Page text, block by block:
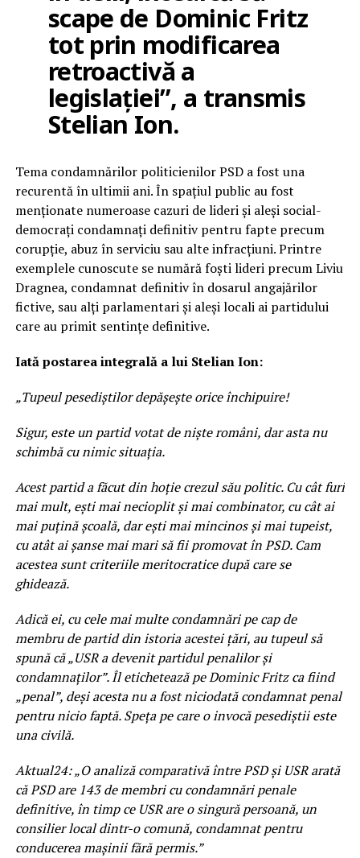
scape de Dominic Fritz
tot prin modificarea
retroactivă a
legislației”, a transmis
Stelian Ion.
Tema condamnărilor politicienilor PSD a fost una
recurentă în ultimii ani. În spațiul public au fost
menționate numeroase cazuri de lideri și aleși social-
democrați condamnați definitiv pentru fapte precum
corupție, abuz în serviciu sau alte infracțiuni. Printre
exemplele cunoscute se numără foști lideri precum Liviu
Dragnea, condamnat definitiv în dosarul angajărilor
fictive, sau alți parlamentari și aleși locali ai partidului
care au primit sentințe definitive.
Iată postarea integrală a lui Stelian Ion:
„Tupeul pesediștilor depășește orice închipuire!
Sigur, este un partid votat de niște români, dar asta nu
schimbă cu nimic situația.
Acest partid a făcut din hoție crezul său politic. Cu cât furi
mai mult, ești mai necioplit și mai combinator, cu cât ai
mai puțină școală, dar ești mai mincinos și mai tupeist,
cu atât ai șanse mai mari să fii promovat în PSD. Cam
acestea sunt criteriile meritocratice după care se
ghidează.
Adică ei, cu cele mai multe condamnări pe cap de
membru de partid din istoria acestei țări, au tupeul să
spună că „USR a devenit partidul penalilor și
condamnaților”. Îl etichetează pe Dominic Fritz ca fiind
„penal”, deși acesta nu a fost niciodată condamnat penal
pentru nicio faptă. Speța pe care o invocă pesediștii este
una civilă.
Aktual24: „O analiză comparativă între PSD și USR arată
că PSD are 143 de membri cu condamnări penale
definitive, în timp ce USR are o singură persoană, un
consilier local dintr-o comună, condamnat pentru
conducerea mașinii fără permis.”